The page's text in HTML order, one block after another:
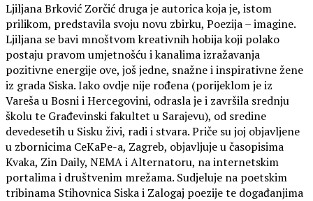
Ljiljana Brković Zorčić druga je autorica koja je, istom
prilikom, predstavila svoju novu zbirku, Poezija – imagine.
Ljiljana se bavi mnoštvom kreativnih hobija koji polako
postaju pravom umjetnošću i kanalima izražavanja
pozitivne energije ove, još jedne, snažne i inspirativne žene
iz grada Siska. Iako ovdje nije rođena (porijeklom je iz
Vareša u Bosni i Hercegovini, odrasla je i završila srednju
školu te Građevinski fakultet u Sarajevu), od sredine
devedesetih u Sisku živi, radi i stvara. Priče su joj objavljene
u zbornicima CeKaPe-a, Zagreb, objavljuje u časopisima
Kvaka, Zin Daily, NEMA i Alternatoru, na internetskim
portalima i društvenim mrežama. Sudjeluje na poetskim
tribinama Stihovnica Siska i Zalogaj poezije te događanjima